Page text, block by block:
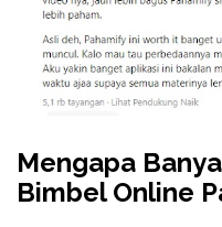
Mengapa
Bimbel Online